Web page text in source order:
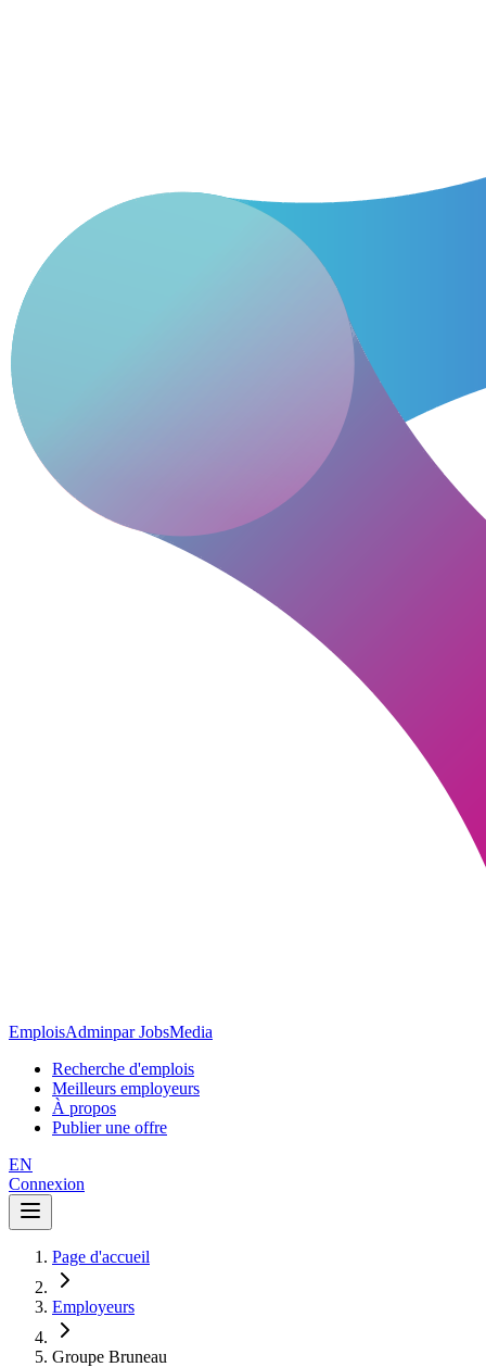
EmploisAdminpar JobsMedia
Recherche d'emplois
Meilleurs employeurs
À propos
Publier une offre
EN
Connexion
Page d'accueil
Employeurs
Groupe Bruneau